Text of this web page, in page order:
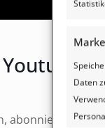
Daten
abonnieren!